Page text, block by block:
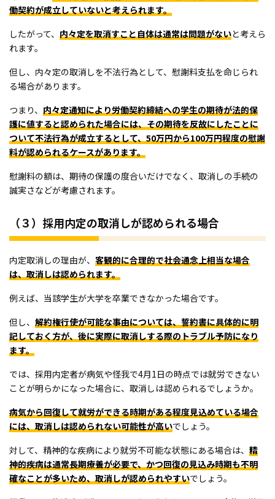
働契約が成立していないと考えられます。
したがって、 内々定を取消すこと自体は通常は問題がないと考えら
れます。
但し、内々定の取消しを不法行為として、慰謝料支払を命じられ
る場合があります。
つまり、 内々定通知により労働契約締結への学生の期待が法的保
護に値すると認められた場合には、その期待を反故にしたことに
ついて不法行為が成立するとして、50万円から100万円程度の慰謝
料が認められるケースがあります。
慰謝料の額は、期待の保護の度合いだけでなく、取消しの手続の
誠実さなどが考慮されます。
（３）採用内定の取消しが認められる場合
内定取消しの理由が、 客観的に合理的で社会通念上相当な場合
は、取消しは認められます。
例えば、当該学生が大学を卒業できなかった場合です。
但し、 解約権行使が可能な事由については、誓約書に具体的に明
記しておく方が、後に実際に取消しする際のトラブル予防になり
ます。
では、採用内定者が病気や怪我で4月1日の時点では就労できない
ことが明らかになった場合に、取消しは認められるでしょうか。
病気から回復して就労ができる時期がある程度見込めている場合
には、取消しは認められない可能性が高いでしょう。
対して、精神的な疾病により就労不可能な状態にある場合は、 精
神的疾病は通常長期療養が必要で、かつ回復の見込み時期も不明
確なことが多いため、取消しが認められやすいでしょう。